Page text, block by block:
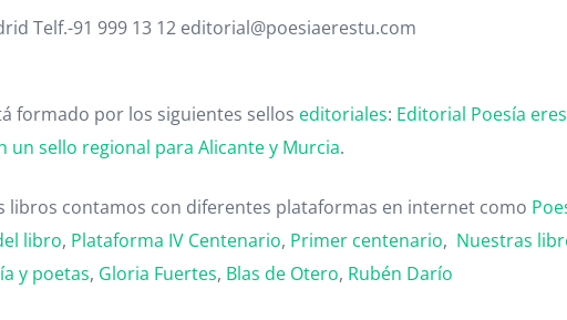
Telf.-91 999 13 12 editorial@poesiaerestu.com
formado por los siguientes sellos editoriales: Editorial Poesía
un sello regional para Alicante y Murcia.
libros contamos con diferentes plataformas en internet como
libro, Plataforma IV Centenario, Primer centenario, Nuestras
y poetas, Gloria Fuertes, Blas de Otero, Rubén Darío